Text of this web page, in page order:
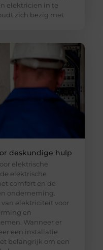
elektricien in te
zich bezig met
deskundige hulp
elektrische
elektrische
comfort en de
onderneming.
elektriciteit voor
en
Wanneer er
een installatie
belangrijk om een